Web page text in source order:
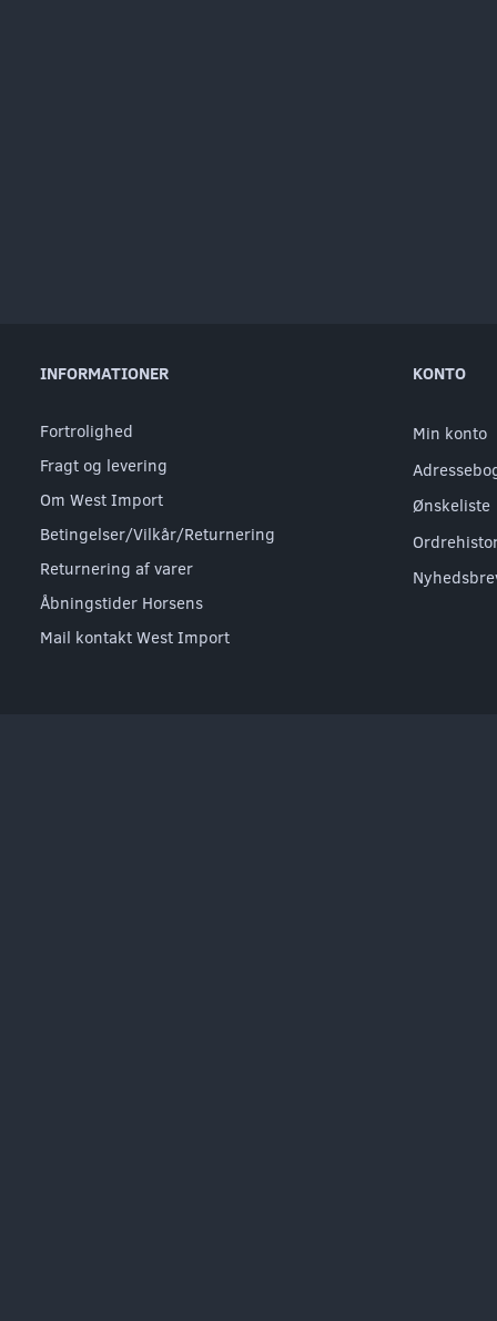
INFORMATIONER
Fortrolighed
Fragt og levering
Om West Import
Betingelser/Vilkår/Returnering
Returnering af varer
Åbningstider Horsens
Mail kontakt West Import
KONTO
Min konto
Ønskeliste